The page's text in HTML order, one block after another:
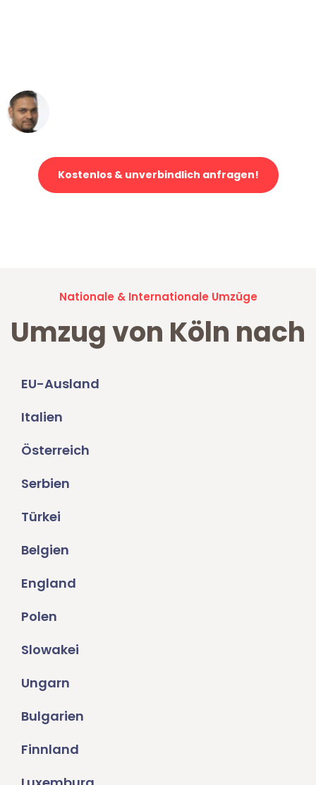
Kostenlos & unverbindlich anfragen!
Nationale & Internationale Umzüge
Umzug von Köln nach
EU-Ausland
Italien
Österreich
Serbien
Türkei
Belgien
England
Polen
Slowakei
Ungarn
Bulgarien
Finnland